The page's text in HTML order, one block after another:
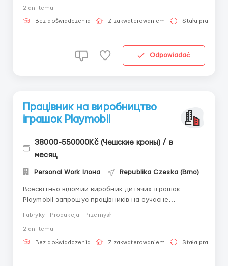
Полностью сопровождаем Вас по процессу
оформления, выезда и трудоустройства как в
2 dni temu
Bez doświadczenia Z zakwaterowaniem Stała praca
Odpowiadać
Працівник на виробництво
іграшок Playmobil
38000-550000Kč (Чешские кроны) / в
месяц
Personal Work Ілона Republika Czeska (Brno)
Всесвітньо відомий виробник дитячих іграшок
Playmobil запрошує працівників на сучасне
виробництво в Чехії. Компанія спеціалізується на
конструкторів та аксесуарів, які продаються у більш
ніж 100 країнах світу. Заробітна плата • 185–210...
Fabryky - Produkcja - Przemysł
2 dni temu
Bez doświadczenia Z zakwaterowaniem Stała praca